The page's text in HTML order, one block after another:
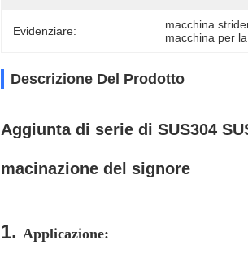
Evidenziare: macchina
macchina per
Descrizione Del Prodotto
Aggiunta di serie di SUS304
macinazione del signore
1. Applicazione: